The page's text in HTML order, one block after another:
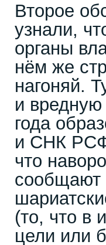
Второе
узнали,
органы
нём же
нагоняй.
и
года
и СНК
что
сообщают
(то, что в
цели или